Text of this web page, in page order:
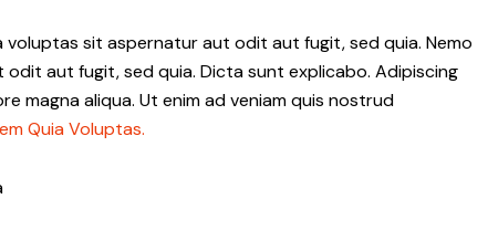
sit aspernatur aut odit aut fugit, sed quia. Nemo
aut fugit, sed quia. Dicta sunt explicabo. Adipiscing
magna aliqua. Ut enim ad veniam quis nostrud
Quia Voluptas.